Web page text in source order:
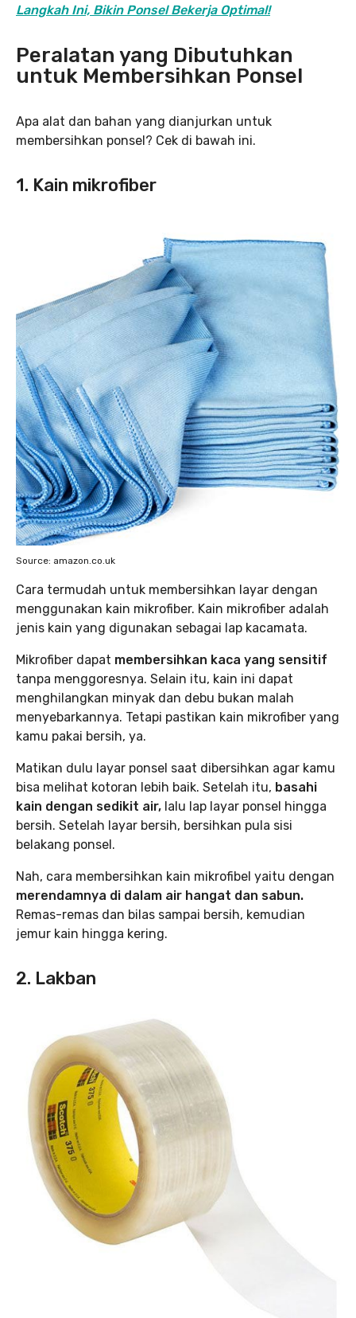
Langkah Ini, Bikin Ponsel Bekerja Optimal!
Peralatan yang Dibutuhkan
untuk Membersihkan Ponsel
Apa alat dan bahan yang dianjurkan untuk
membersihkan ponsel? Cek di bawah ini.
1. Kain mikrofiber
Source: amazon.co.uk
Cara termudah untuk membersihkan layar dengan
menggunakan kain mikrofiber. Kain mikrofiber adalah
jenis kain yang digunakan sebagai lap kacamata.
Mikrofiber dapat membersihkan kaca yang sensitif
tanpa menggoresnya. Selain itu, kain ini dapat
menghilangkan minyak dan debu bukan malah
menyebarkannya. Tetapi pastikan kain mikrofiber yang
kamu pakai bersih, ya.
Matikan dulu layar ponsel saat dibersihkan agar kamu
bisa melihat kotoran lebih baik. Setelah itu, basahi
kain dengan sedikit air, lalu lap layar ponsel hingga
bersih. Setelah layar bersih, bersihkan pula sisi
belakang ponsel.
Nah, cara membersihkan kain mikrofibel yaitu dengan
merendamnya di dalam air hangat dan sabun.
Remas-remas dan bilas sampai bersih, kemudian
jemur kain hingga kering.
2. Lakban